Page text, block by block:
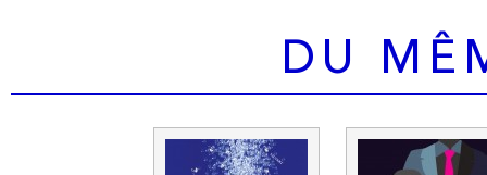
DU